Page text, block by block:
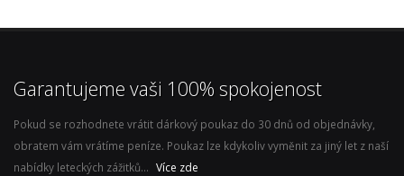
Garantujeme vaši 100% spokojenost
Pokud se rozhodnete vrátit dárkový poukaz do 30 dnů od objednávky,
obratem vám vrátíme peníze. Poukaz lze kdykoliv vyměnit za jiný let z naší
nabídky leteckých zážitků... Více zde